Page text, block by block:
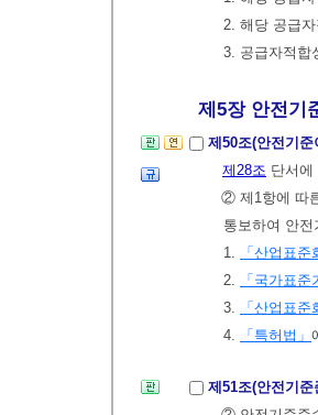
2. 해당 공급
3. 공급자적합
제5장 안전기준
제50조(안전기
제28조 단서
② 제1항에 따
통보하여 안
1.
「산업표준
2.
「국가표
3.
「산업표준
4.
「특허법」
제51조(안전기